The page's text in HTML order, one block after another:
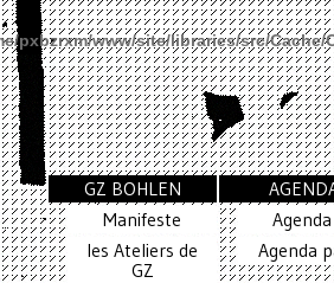
pxbzrxm/www/site/libraries/src/Cache/
GZ BOHLEN
Manifeste
les Ateliers de
GZ
Agenda